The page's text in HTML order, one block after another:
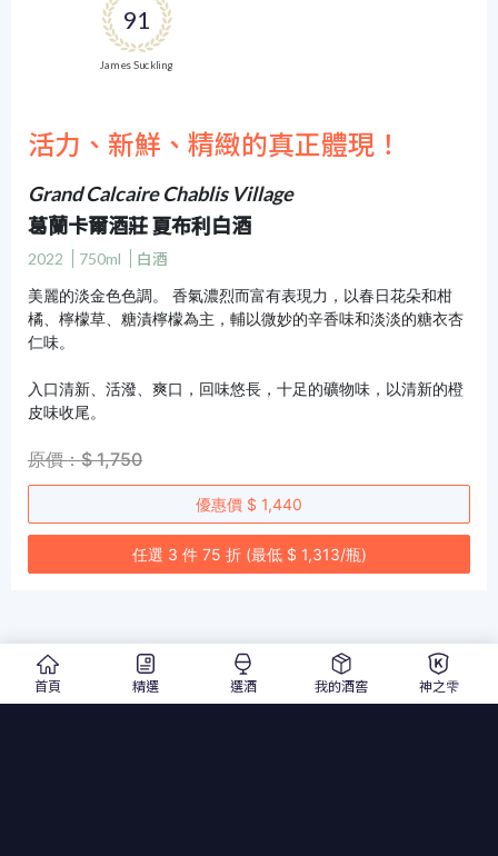
91
James Suckling
活力、新鮮、精緻的真正體現！
Grand Calcaire Chablis Village
葛蘭卡爾酒莊 夏布利白酒
2022 750ml
白酒
美麗的淡金色色調。 香氣濃烈而富有表現力，以春日花朵和柑
橘、檸檬草、糖漬檸檬為主，輔以微妙的辛香味和淡淡的糖衣杏
仁味。
入口清新、活潑、爽口，回味悠長，十足的礦物味，以清新的橙
皮味收尾。
原價：$ 1,750
優惠價 $ 1,440
任選 3 件 75 折 (最低 $ 1,313/瓶)
首頁 精選 選酒 我的酒窖 神之雫